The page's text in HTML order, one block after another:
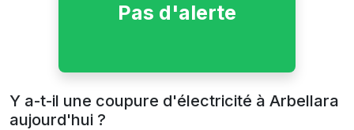
Pas d'alerte
Y a-t-il une coupure d'électricité à Arbellara
aujourd'hui ?